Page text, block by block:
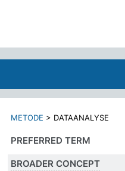
METODE > DATAANALYSE
PREFERRED TERM
BROADER CONCEPT